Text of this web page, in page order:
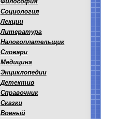
Социология
Лекции
Литература
Налогоплательщик
Словари
Медицина
Энциклопедии
Детектив
Справочник
Сказки
Военый